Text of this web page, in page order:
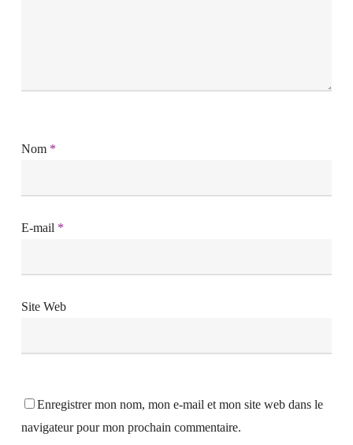
Nom *
E-mail *
Site Web
Enregistrer mon nom, mon e-mail et mon site web dans le
navigateur pour mon prochain commentaire.